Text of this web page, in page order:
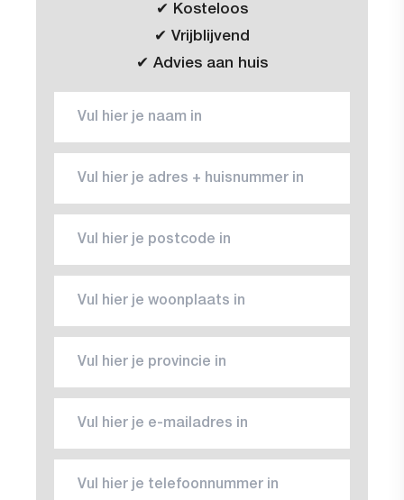
✔ Kosteloos
✔ Vrijblijvend
✔ Advies aan huis